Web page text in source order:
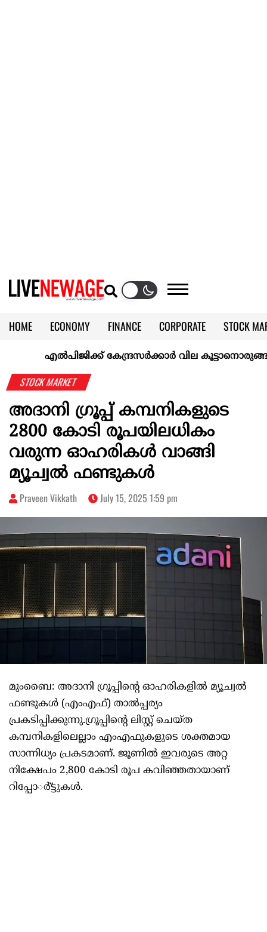
HOME ECONOMY FINANCE CORPORATE
STOCK
CALENDAR
KERALA @70
എല്‍പിജിക്ക് കേന്ദ്രസർക്കാർ വില
STOCK MARKET
അദാനി ഗ്രൂപ്പ് കമ്പനികളുടെ
2800 കോടി രൂപയിലധികം
വരുന്ന ഓഹരികള്‍ വാങ്ങി
മ്യൂച്വല്‍ ഫണ്ടുകള്‍
Praveen Vikkath July 15, 2025 1:59 pm
മുംബൈ: അദാനി ഗ്രൂപ്പിന്റെ ഓഹരികളില്‍ മ്യൂച്വല്‍
ഫണ്ടുകള്‍ (എംഎഫ്) താല്‍പ്പര്യം
പ്രകടിപ്പിക്കുന്നു.ഗ്രൂപ്പിന്റെ ലിസ്റ്റ് ചെയ്ത
കമ്പനികളിലെല്ലാം എംഎഫുകളുടെ ശക്തമായ
സാന്നിധ്യം പ്രകടമാണ്. ജൂണില്‍ ഇവരുടെ അറ്റ
നിക്ഷേപം 2,800 കോടി രൂപ കവിഞ്ഞതായാണ്
റിപ്പോര്‍്ട്ടുകള്‍.